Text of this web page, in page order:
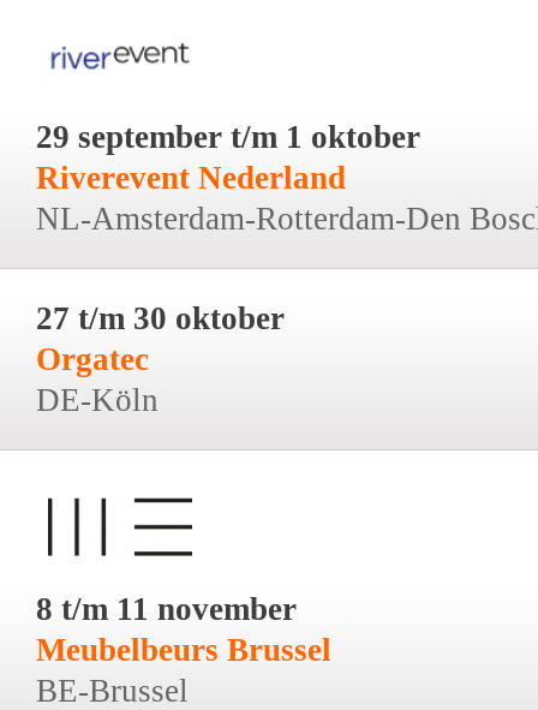
29 september t/m 1 oktober
Riverevent Nederland
NL-Amsterdam-Rotterdam-Den
27 t/m 30 oktober
Orgatec
DE-Köln
8 t/m 11 november
Meubelbeurs Brussel
BE-Brussel